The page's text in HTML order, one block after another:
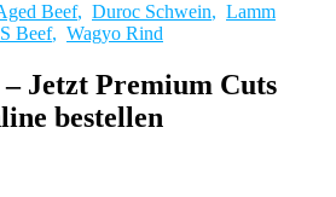
Beef, Duroc Schwein, Lamm
Beef, Wagyo Rind
Jetzt Premium Cuts
bestellen